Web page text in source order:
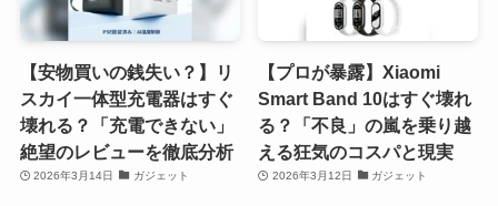
【安物買いの銭失い？】リ
スカイ一体型充電器はすぐ
壊れる？「充電できない」
絶望のレビューを徹底分析
2026年3月14日 ガジェット
【プロが暴露】Xiaomi
Smart Band 10はすぐ壊れ
る？「不良」の嵐を乗り越
える狂気のコスパと現実
2026年3月12日 ガジェット